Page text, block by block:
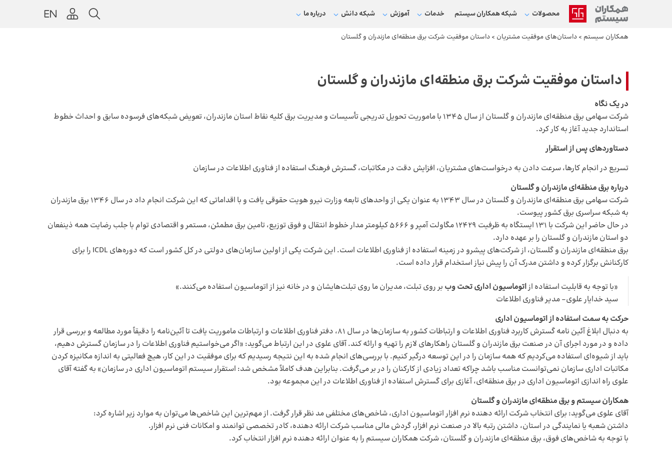
محصولات شبکه‌ همکاران سیستم خدمات آموزش شبکه دانش درباره ما
همکاران سیستم > داستان‌های موفقیت مشتریان > داستان موفقیت شرکت برق منطقه‌ای مازندران و گلستان
داستان موفقیت شرکت برق منطقه‌ای مازندران و گلستان
در یک نگاه
شرکت سهامی برق منطقه‌ای مازندران و گلستان از سال ۱۳۴۵ با ماموریت تحویل تدریجی تأسیسات و مدیریت برق کلیه نقاط استان مازندران، تعویض شبکه‌های فرسوده سابق و احداث خطوط
استاندارد جدید آغاز به کار کرد.
دستاوردهای پس از استقرار
تسریع در انجام کار‌ها، سرعت دادن به درخواست‌های مشتریان، افزایش دقت در مکاتبات، گسترش فرهنگ استفاده از فناوری اطلاعات در سازمان
درباره برق منطقه‌ای مازندران و گلستان
شرکت سهامی برق منطقه‌ای مازندران و گلستان در سال ۱۳۴۳ به عنوان یکی از واحد‌های تابعه وزارت نیرو هویت حقوقی یافت و با اقداماتی که این شرکت انجام داد در سال ۱۳۴۶ برق مازندران
به شبکه سراسری برق کشور پیوست.
در حال حاضر این شرکت با ۱۳۱ ایستگاه به ظرفیت ۱۲۴۲۹ مگاولت آمپر و ۵۶۶۶ کیلومتر مدار خطوط انتقال و فوق توزیع، تامین برق مطمئن، مستمر و اقتصادی توام با جلب رضایت همه ذینفعان
دو استان مازندران و گلستان را بر عهده دارد.
برق منطقه‌ای مازندران و گلستان، از شرکت‌های پیشرو در زمینه استفاده از فناوری اطلاعات است. این شرکت یکی از اولین سازمان‌های دولتی در کل کشور است که دوره‌های ICDL را برای
کارکنانش برگزار کرده و داشتن مدرک آن را پیش نیاز استخدام قرار داده است.
«با توجه به قابلیت استفاده ازاتوماسیون اداری تحت وب بر روی تبلت، مدیران ما روی تبلت‌هایشان و در خانه نیز از اتوماسیون استفاده می‌کنند.»
سید خدایار علوی- مدیر فناوری اطلاعات
حرکت به سمت استفاده از اتوماسیون اداری
به دنبال ابلاغ آئین نامه گسترش کاربرد فناوری اطلاعات و ارتباطات کشور به سازمان‌ها در سال ۸۱، دفتر فناوری اطلاعات و ارتباطات ماموریت یافت تا آئین‌نامه را دقیقاً مورد مطالعه و بررسی قرار
داده و در مورد اجرای آن در صنعت برق مازندران و گلستان راهکارهای لازم را تهیه و ارائه کند. آقای علوی در این ارتباط می‌گوید: «اگر می‌خواستیم فناوری اطلاعات را در سازمان گسترش دهیم،
باید از شیوه‌ای استفاده می‌کردیم که همه سازمان را در این توسعه درگیر کنیم. با بررسی‌های انجام شده به این نتیجه رسیدیم که برای موفقیت در این کار، هیچ فعالیتی به اندازه مکانیزه کردن
مکاتبات اداری سازمان نمی‌توانست مناسب باشد چراکه تعداد زیادی از کارکنان را در بر می‌گرفت. بنابراین هدف کاملاً مشخص شد: استقرار سیستم اتوماسیون اداری در سازمان» به گفته آقای
علوی راه اندازی اتوماسیون اداری در برق منطقه‌ای، آغازی برای گسترش استفاده از فناوری اطلاعات در این مجموعه بود.
همکاران سیستم و برق منطقه‌ای مازندران و گلستان
آقای علوی می‌گوید: برای انتخاب شرکت ارائه دهنده نرم افزار اتوماسیون اداری، شاخص‌های مختلفی مد نظر قرار گرفت. از مهم‌ترین این شاخص‌ها می‌توان به موارد زیر اشاره کرد:
داشتن شعبه یا نمایندگی در استان، داشتن رتبه بالا در صنعت نرم افزار، گردش مالی مناسب شرکت ارائه دهنده، کادر تخصصی توانمند و امکانات فنی نرم افزار.
با توجه به شاخص‌های فوق، برق منطقه‌ای مازندران و گلستان، شرکت همکاران سیستم را به عنوان ارائه دهنده نرم افزار انتخاب کرد.